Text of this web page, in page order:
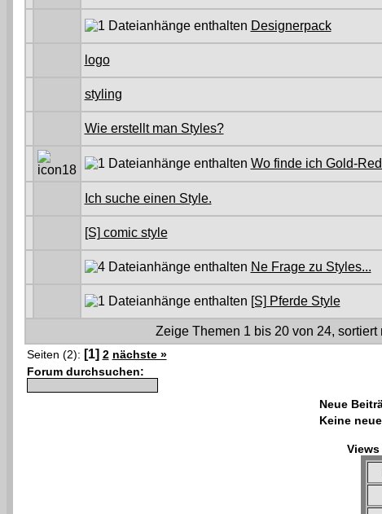
Designerpack
logo
styling
Wie erstellt man Styles?
Wo finde ich Gold-
Ich suche einen Style.
[S] comic style
Ne Frage zu Styles...
[S] Pferde Style
Zeige Themen 1 bis 20 von 24, sortiert
Seiten (2): [1] 2 nächste »
Forum durchsuchen:
Neue
Keine